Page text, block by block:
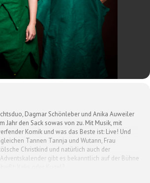
Dagmar Schönleber und Anika Auweiler
Jahr den Sack sowas von zu. Mit Musik, mit
Komik und was das Beste ist: Live! Und
Tannen Tannja und Wutann, Frau
Christkind und natürlich auch der
gibt es bekanntlich auf der Bühne